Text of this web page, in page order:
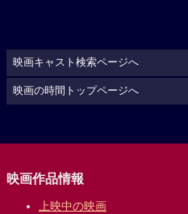
映画キャスト検索ページへ
映画の時間トップページへ
映画作品情報
上映中の映画